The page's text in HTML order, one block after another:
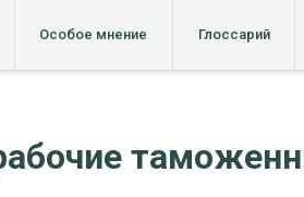
Особое мнение Глоссарий